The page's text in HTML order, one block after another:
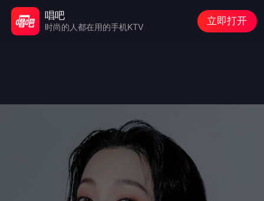
唱吧
时尚的人都在用的手机KTV
立即打开